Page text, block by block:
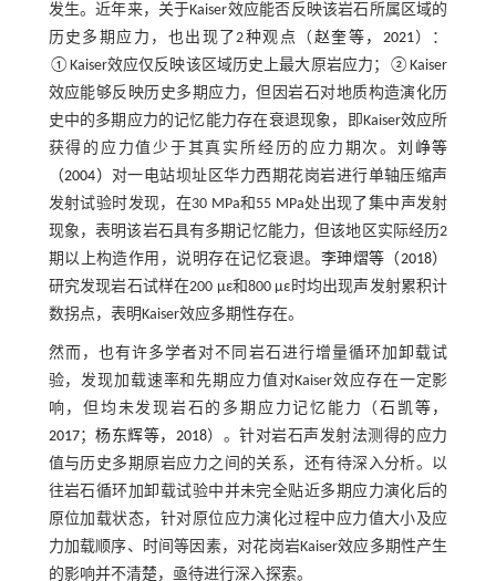
发生。近年来，关于Kaiser效应能否反映该岩石所属区域的
历史多期应力，也出现了2种观点（ 赵奎等，2021）：
①Kaiser效应仅反映该区域历史上最大原岩应力；②Kaiser
效应能够反映历史多期应力，但因岩石对地质构造演化历
史中的多期应力的记忆能力存在衰退现象，即Kaiser效应所
获得的应力值少于其真实所经历的应力期次。 刘峥等
（2004） 对一电站坝址区华力西期花岗岩进行单轴压缩声
发射试验时发现，在30 MPa和55 MPa处出现了集中声发射
现象，表明该岩石具有多期记忆能力，但该地区实际经历2
期以上构造作用，说明存在记忆衰退。 李珅熠等（2018）
研究发现岩石试样在200 με和800 με时均出现声发射累积计
数拐点，表明Kaiser效应多期性存在。
然而，也有许多学者对不同岩石进行增量循环加卸载试
验，发现加载速率和先期应力值对Kaiser效应存在一定影
响，但均未发现岩石的多期应力记忆能力（石凯等，
2017； 杨东辉等，2018）。针对岩石声发射法测得的应力
值与历史多期原岩应力之间的关系，还有待深入分析。以
往岩石循环加卸载试验中并未完全贴近多期应力演化后的
原位加载状态，针对原位应力演化过程中应力值大小及应
力加载顺序、时间等因素，对花岗岩Kaiser效应多期性产生
的影响并不清楚，亟待进行深入探索。